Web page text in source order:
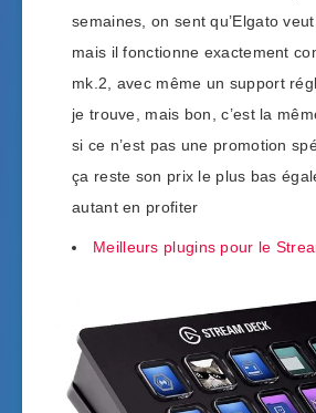
semaines, on sent qu’Elgato
mais il fonctionne exactement
mk.2, avec même un support
je trouve, mais bon, c’est la
si ce n’est pas une promotion
ça reste son prix le plus bas
autant en profiter
Meilleurs plugins pour le